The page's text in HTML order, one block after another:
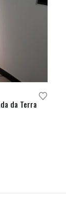
da Terra